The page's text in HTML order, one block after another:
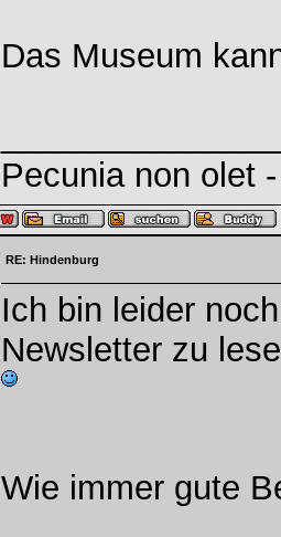
Das Museum
Pecunia non olet
RE: Hindenburg
Ich bin leider
Newsletter zu
Wie immer gute